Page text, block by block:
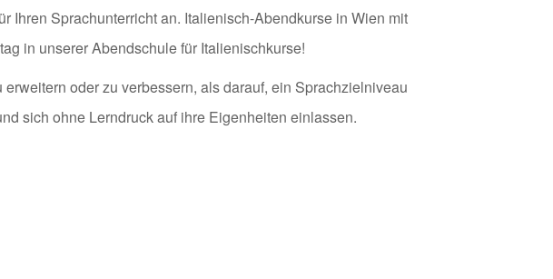
Ihren Sprachunterricht an. Italienisch-Abendkurse in Wien mit
in unserer Abendschule für Italienischkurse!
oder zu verbessern, als darauf, ein Sprachzielniveau
sich ohne Lerndruck auf ihre Eigenheiten einlassen.